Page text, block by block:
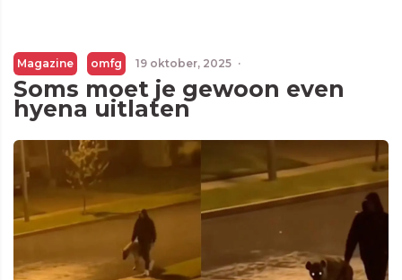
Magazine omfg 19 oktober, 2025 ·
Soms moet je gewoon even
hyena uitlaten